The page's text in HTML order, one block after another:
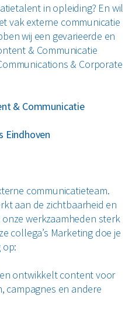
in opleiding? En wil
vak externe communicatie
wij een gevarieerde en
& Communicatie
& Corporate
& Communicatie
Eindhoven
communicatieteam.
aan de zichtbaarheid en
werkzaamheden sterk
collega’s Marketing doe je
op:
ontwikkelt content voor
campagnes en andere